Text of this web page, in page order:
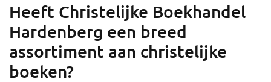
Heeft Christelijke Boekhandel
Hardenberg een breed
assortiment aan christelijke
boeken?